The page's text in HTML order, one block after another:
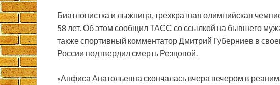
Биатлонистка и лыжница, трехкратная олимпийская
58 лет. Об этом сообщил ТАСС со ссылкой на бывшего
также спортивный комментатор Дмитрий Губерниев в
России подтвердил смерть Резцовой.
«Анфиса Анатольевна скончалась вчера вечером в